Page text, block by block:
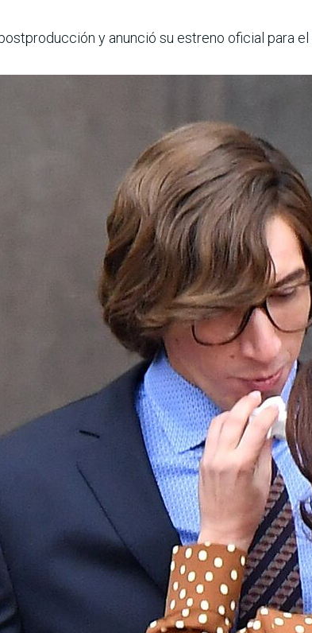
y anunció su estreno oficial para el